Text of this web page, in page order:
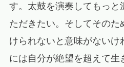
す。太鼓を演奏してもっと
ただきたい。そしてそのた
けられないと意味がないけ
には自分が絶望を超えて生